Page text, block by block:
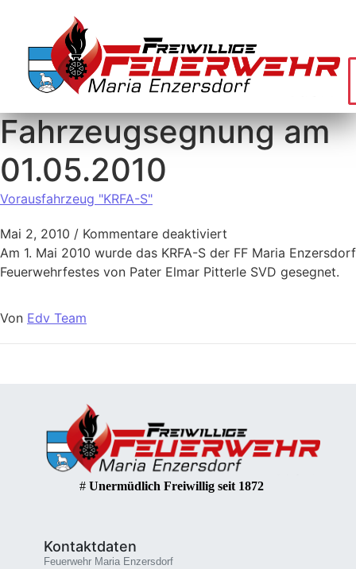
Fahrzeugsegnung am
01.05.2010
Vorausfahrzeug "KRFA-S"
Mai 2, 2010 / Kommentare deaktiviert
Am 1. Mai 2010 wurde das KRFA-S der FF Maria
Feuerwehrfestes von Pater Elmar Pitterle SVD gesegnet.
Von Edv Team
# Unermüdlich Freiwillig seit 1872
Kontaktdaten
Feuerwehr Maria Enzersdorf